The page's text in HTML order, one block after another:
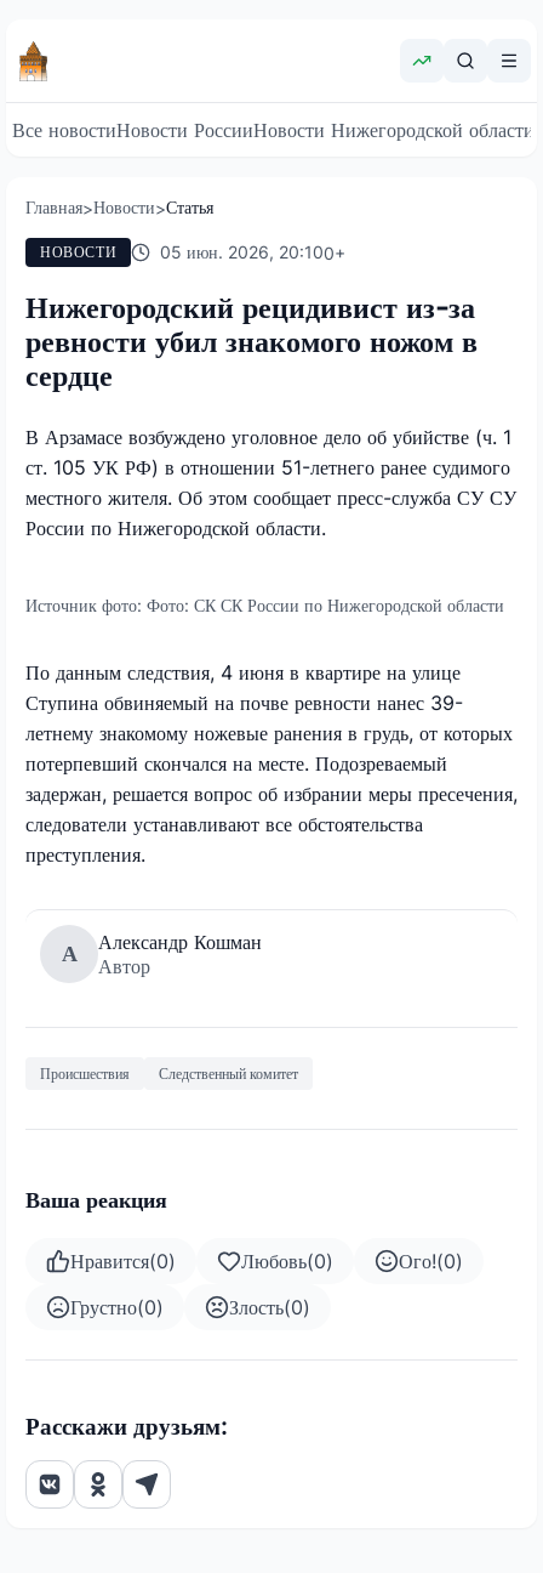
Все новостиНовости РоссииНовости Нижегородской области
Главная>Новости>Статья
НОВОСТИ 05 июн. 2026, 20:100+
Нижегородский рецидивист из-за
ревности убил знакомого ножом в
сердце
В Арзамасе возбуждено уголовное дело об убийстве (ч. 1
ст. 105 УК РФ) в отношении 51-летнего ранее судимого
местного жителя. Об этом сообщает пресс-служба СУ СУ
России по Нижегородской области.
Источник фото: Фото: СК СК России по Нижегородской области
По данным следствия, 4 июня в квартире на улице
Ступина обвиняемый на почве ревности нанес 39-
летнему знакомому ножевые ранения в грудь, от которых
потерпевший скончался на месте. Подозреваемый
задержан, решается вопрос об избрании меры пресечения,
следователи устанавливают все обстоятельства
преступления.
А
Александр Кошман
Автор
Происшествия Следственный комитет
Ваша реакция
Нравится(0) Любовь(0) Ого!(0)
Грустно(0) Злость(0)
Расскажи друзьям: